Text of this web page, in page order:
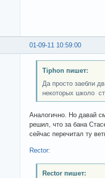
01-09-11 10:59:00
Tiphon пишет:
Да просто заебли
некоторых школо
Аналогично. Но давай
решил, что за бана
сейчас перечитал ту
Rector:
Rector пишет: